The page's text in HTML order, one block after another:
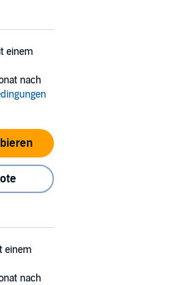
einem
nach
einem
nach